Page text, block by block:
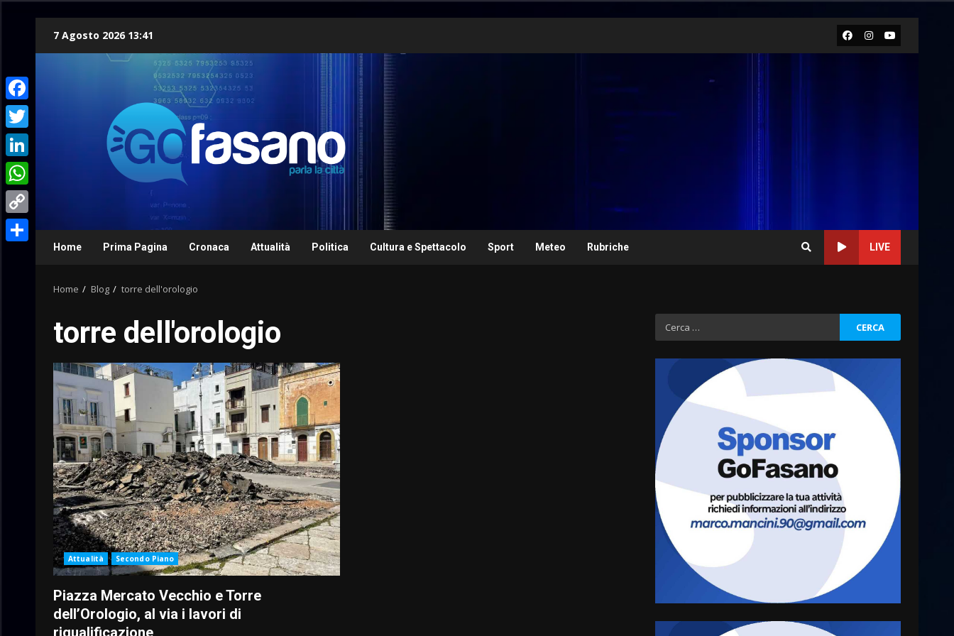
7 Agosto 2026 13:41 Facebook
Instagram
Youtube
Home Prima Pagina Cronaca Attualità Politica Cultura e Spettacolo Sport Meteo Rubriche LIVE
Home Blog torre dell'orologio
torre dell'orologio
Attualità Secondo Piano
Piazza Mercato Vecchio e Torre
dell’Orologio, al via i lavori di
riqualificazione
Ricerca
per:
Fasanese ferito a colpi di
arma da fuoco
6 Agosto 2026 18:13
4
Carta d’identità: continua il
piano di aperture
straordinarie del Comune di
Fasano
6 Agosto 2026 14:16
5
Grazia Neglia, coordinatrice
cittadina di Fratelli d’Italia,
pronta a tornare in Consiglio
6 Agosto 2026 08:00
Facebook
Twitter
LinkedIn
WhatsApp
Copy